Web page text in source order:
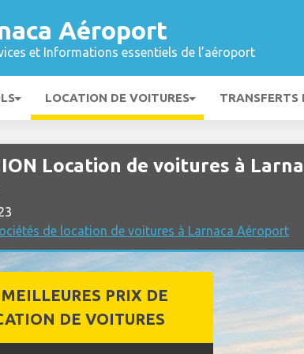
Aéroport
et Informations essentiels de l’aéroport
LOCATION DE VOITURES TRANSFERTS
Location de voitures à
de location de voitures à Larnaca Aéroport
PRIX DE
DE VOITURES